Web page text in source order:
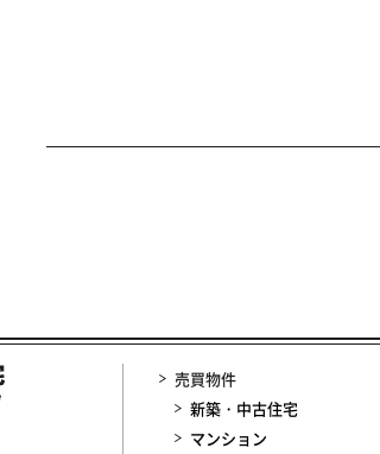
売買物件
新築・中古住宅
マンション